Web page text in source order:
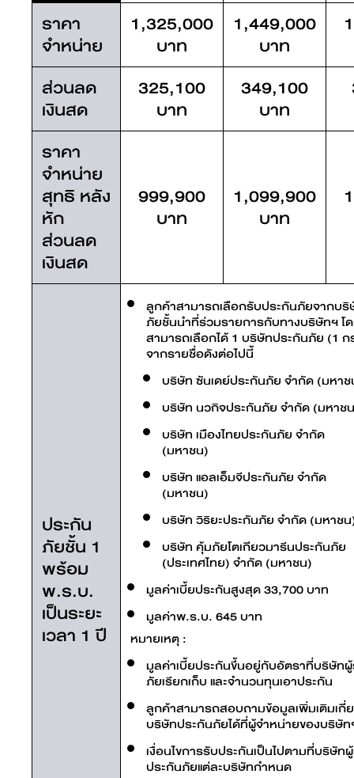
ราคา
จำหน่าย
1,325,000
บาท
1,449,000
บาท
ส่วนลด
เงินสด
325,100
บาท
349,100
บาท
ราคา
จำหน่าย
สุทธิ หลัง
หัก
ส่วนลด
เงินสด
999,900
บาท
1,099,900
บาท
ประกัน
ภัยชั้น 1
พร้อม
พ.ร.บ.
เป็นระยะ
เวลา 1 ปี
ลูกค้าสามารถเลือกรับประกันภัยจากบ
ภัยชั้นนำที่ร่วมรายการกับทางบริษัทฯ โ
สามารถเลือกได้ 1 บริษัทประกันภัย (1
จากรายชื่อดังต่อไปนี้
บริษัท ซันเดย์ประกันภัย จำกัด (มหา
บริษัท นวกิจประกันภัย จำกัด (มหาช
บริษัท เมืองไทยประกันภัย จำกัด
(มหาชน)
บริษัท แอลเอ็มจีประกันภัย จำกัด
(มหาชน)
บริษัท วิริยะประกันภัย จำกัด (มหาช
บริษัท คุ้มภัยโตเกียวมารีนประกันภัย
(ประเทศไทย) จำกัด (มหาชน)
มูลค่าเบี้ยประกันสูงสุด 33,700 บาท
มูลค่าพ.ร.บ. 645 บาท
หมายเหตุ :
มูลค่าเบี้ยประกันขึ้นอยู่กับอัตราที่บริษัท
ภัยเรียกเก็บ และจำนวนทุนเอาประกัน
ลูกค้าสามารถสอบถามข้อมูลเพิ่มเติมเกี่
บริษัทประกันภัยได้ที่ผู้จำหน่ายของบริษั
เงื่อนไขการรับประกันเป็นไปตามที่บริษัท
ประกันภัยแต่ละบริษัทกำหนด